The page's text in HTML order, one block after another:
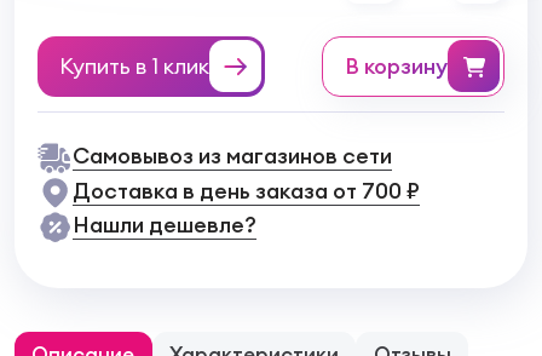
Купить в 1 клик в корзину
Самовывоз из магазинов сети
Доставка в день заказа от 700 ₽
Нашли дешевле?